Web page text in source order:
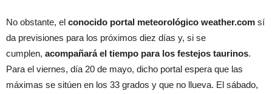
No obstante, el conocido portal meteorológico weather.com sí
da previsiones para los próximos diez días y, si se
cumplen, acompañará el tiempo para los festejos taurinos.
Para el viernes, día 20 de mayo, dicho portal espera que las
máximas se sitúen en los 33 grados y que no llueva. El sábado,